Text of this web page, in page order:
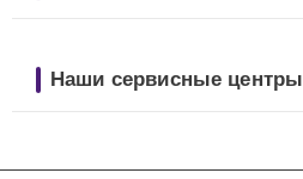
Наши сервисные центры